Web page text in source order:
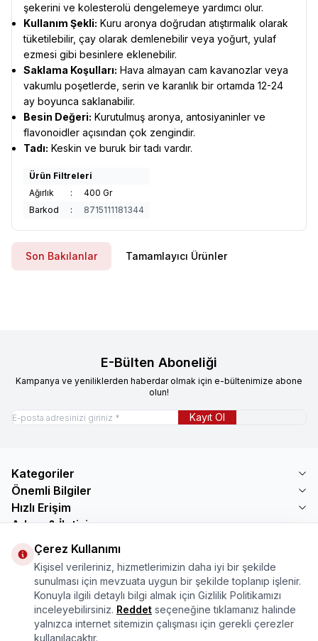
şekerini ve kolesterolü dengelemeye yardımcı olur.
Kullanım Şekli: Kuru aronya doğrudan atıştırmalık olarak
tüketilebilir, çay olarak demlenebilir veya yoğurt, yulaf
ezmesi gibi besinlere eklenebilir.
Saklama Koşulları: Hava almayan cam kavanozlar veya
vakumlu poşetlerde, serin ve karanlık bir ortamda 12-24
ay boyunca saklanabilir.
Besin Değeri: Kurutulmuş aronya, antosiyaninler ve
flavonoidler açısından çok zengindir.
Tadı: Keskin ve buruk bir tadı vardır.
Ürün Filtreleri
Ağırlık
:
400 Gr
Barkod
: 8715111181344
Son Bakılanlar Tamamlayıcı Ürünler
E-Bülten Aboneliği
Kampanya ve yeniliklerden haberdar olmak için e-bültenimize abone
olun!
Kayıt Ol
Kategoriler
Önemli Bilgiler
Hızlı Erişim
Adres & İletişim
Adres
Mercimektepe Mahallesi 51007 Sokak
No:45/B\nONİKİŞUBAT/KAHRAMANMARAŞ
Telefon
08505321048
E-Posta
bilgi@marasmarket.com
Çerez Kullanımı
Kişisel verileriniz, hizmetlerimizin daha iyi bir şekilde
sunulması için mevzuata uygun bir şekilde toplanıp işlenir.
Konuyla ilgili detaylı bilgi almak için Gizlilik Politikamızı
inceleyebilirsiniz. Reddet seçeneğine tıklamanız halinde
yalnızca internet sitemizin çalışması için gerekli çerezler
kullanılacaktır.